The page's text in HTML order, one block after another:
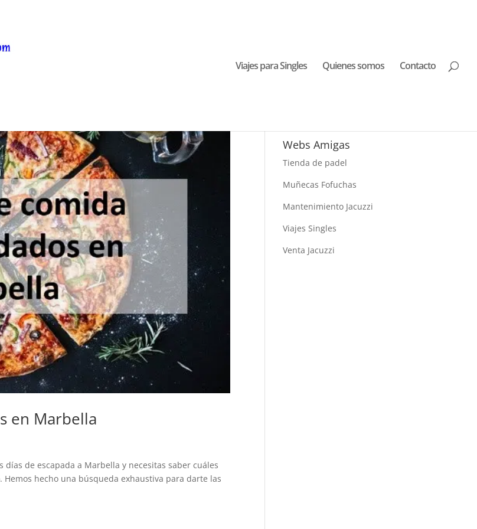
Viajes para Singles Quienes somos Contacto
en Marbella
de escapada a Marbella y necesitas saber cuáles
hecho una búsqueda exhaustiva para darte las
Webs Amigas
Tienda de padel
Muñecas Fofuchas
Mantenimiento Jacuzzi
Viajes Singles
Venta Jacuzzi